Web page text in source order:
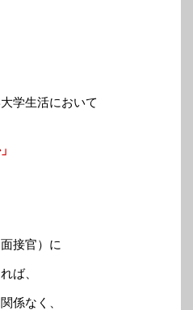
学生活において
接官）に
ば、
係なく、